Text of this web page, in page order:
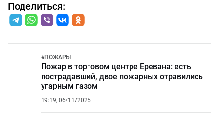
Поделиться:
#ПОЖАРЫ
Пожар в торговом центре Еревана: есть
пострадавший, двое пожарных отравились
угарным газом
19:19, 06/11/2025